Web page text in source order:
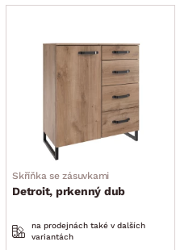
nebo podle
kovový profil,
lak), středová lať,
cm
čela: 2 x efekt polštáře,
vintage broušené kůže,
polyuretanová výplň
postele: 19 cm
Skříňka se zásuvkami
Detroit, prkenný dub
na prodejnách také v dalších
variantách